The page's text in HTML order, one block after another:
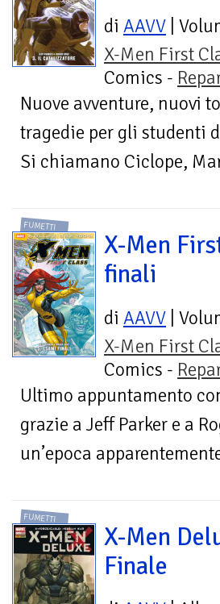
di AAVV |
X-Men First
Comics -
Nuove avventure, nuovi
tragedie per gli studenti
Si chiamano Ciclope,
FUMETTI
X-Men
finali
di AAVV |
X-Men First
Comics -
Ultimo appuntamento
grazie a Jeff Parker e a
un’epoca
FUMETTI
X-Men
Finale